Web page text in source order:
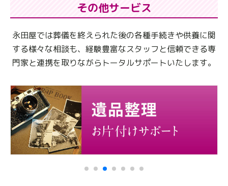
その他サービス
永田屋では葬儀を終えられた後の各種手続きや供養に関
する様々な相談も、 経験豊富なスタッフと信頼できる専
門家と連携を取りながらトータルサポートいたします。